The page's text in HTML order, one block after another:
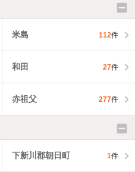
米島 112件
和田 27件
赤祖父 277件
下新川郡朝日町 1件